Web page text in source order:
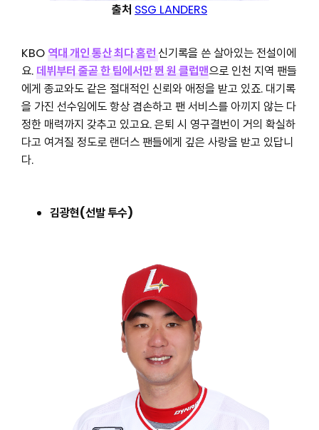
출처 SSG LANDERS
KBO역대 개인 통산 최다 홈런신기록을 쓴 살아있는 전설이에
요.데뷔부터 줄곧 한 팀에서만 뛴 원 클럽맨으로 인천 지역 팬들
에게 종교와도 같은 절대적인 신뢰와 애정을 받고 있죠. 대기록
을 가진 선수임에도 항상 겸손하고 팬 서비스를 아끼지 않는 다
정한 매력까지 갖추고 있고요. 은퇴 시 영구결번이 거의 확실하
다고 여겨질 정도로 랜더스 팬들에게 깊은 사랑을 받고 있답니
다.
김광현(선발 투수)